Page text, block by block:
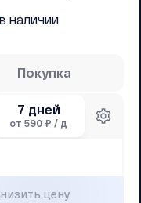
в наличии
Покупка
7 дней
от 590 ₽ / д
цену